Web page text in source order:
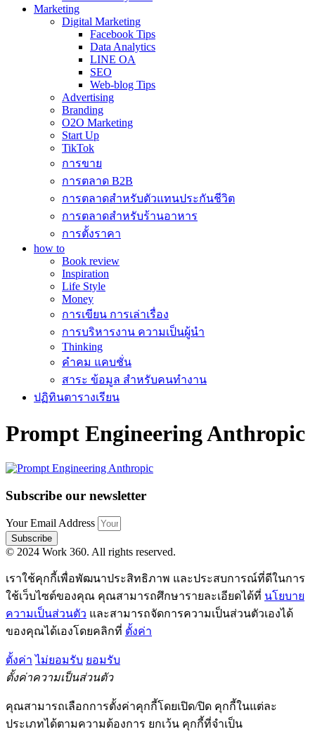
Marketing
Digital Marketing
Facebook Tips
Data Analytics
LINE OA
SEO
Web-blog Tips
Advertising
Branding
O2O Marketing
Start Up
TikTok
การขาย
การตลาด B2B
การตลาดสำหรับตัวแทนประกันชีวิต
การตลาดสำหรับร้านอาหาร
การตั้งราคา
how to
Book review
Inspiration
Life Style
Money
การเขียน การเล่าเรื่อง
การบริหารงาน ความเป็นผู้นำ
Thinking
คำคม แคบชั่น
สาระ ข้อมูล สำหรับคนทำงาน
ปฏิทินตารางเรียน
Prompt Engineering Anthropic
Subscribe our newsletter
Your Email Address
Subscribe
© 2024 Work 360. All rights reserved.
เราใช้คุกกี้เพื่อพัฒนาประสิทธิภาพ และประสบการณ์ที่ดีในการ
ใช้เว็บไซต์ของคุณ คุณสามารถศึกษารายละเอียดได้ที่ นโยบาย
ความเป็นส่วนตัว และสามารถจัดการความเป็นส่วนตัวเองได้
ของคุณได้เองโดยคลิกที่ ตั้งค่า
ตั้งค่า ไม่ยอมรับ ยอมรับ
ตั้งค่าความเป็นส่วนตัว
คุณสามารถเลือกการตั้งค่าคุกกี้โดยเปิด/ปิด คุกกี้ในแต่ละ
ประเภทได้ตามความต้องการ ยกเว้น คุกกี้ที่จำเป็น